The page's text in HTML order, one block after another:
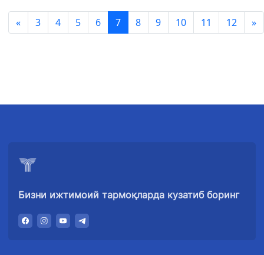
« 3 4 5 6 7 8 9 10 11 12 »
Бизни ижтимоий тармоқларда кузатиб боринг